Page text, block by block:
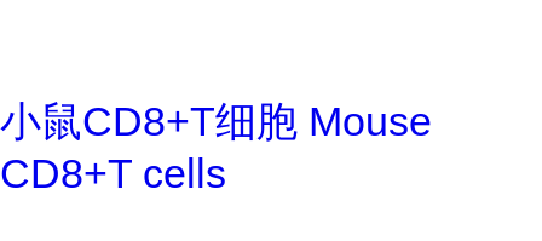
小鼠CD8+T细胞 Mouse
CD8+T cells